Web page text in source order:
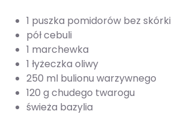
1 puszka pomidorów bez skórki
pół cebuli
1 marchewka
1 łyżeczka oliwy
250 ml bulionu warzywnego
120 g chudego twarogu
świeża bazylia